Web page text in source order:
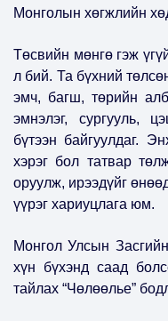
Монголын хөгжлийн
Төсвийн мөнгө гэж
л бий. Та бүхний
эмч, багш, төрийн
эмнэлэг, сургууль,
бүтээн байгуулдаг.
хэрэг бол татвар
оруулж, ирээдүйг
үүрэг хариуцлага юм.
Монгол Улсын
хүн бүхэнд саад
тайлах “Чөлөөлье”